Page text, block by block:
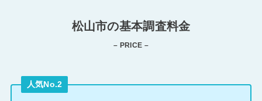
松山市の基本調査料金
– PRICE –
人気No.2